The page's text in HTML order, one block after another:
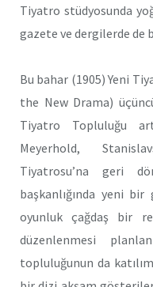
Tiyatro stüdyosunda
gazete ve dergilerde de
Bu bahar (1905) Yeni
the New Drama)
Tiyatro Top­luluğu
Meyerhold,
Tiyatrosu’na geri
başkanlığında yeni
oyunluk çağdaş bir
düzenlenmesi
topluluğunun da